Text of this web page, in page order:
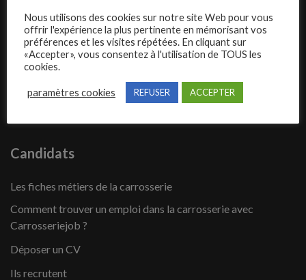
Poster une annonce
Offres d’emploi
Questions fréquentes
Blog
Candidats
Les fiches métiers de la carrosserie
Comment trouver un emploi dans la carrosserie avec
Carrosseriejob ?
Déposer un CV
Ils recrutent
Nous utilisons des cookies sur notre site Web pour vous
offrir l'expérience la plus pertinente en mémorisant vos
préférences et les visites répétées. En cliquant sur
«Accepter», vous consentez à l'utilisation de TOUS les
cookies.
paramètres cookies REFUSER ACCEPTER